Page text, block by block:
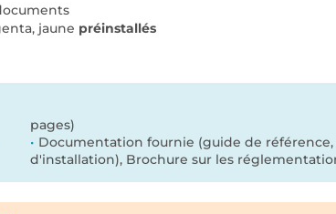
jaune préinstallés
pages)
Documentation fournie (guide de référence,
d'installation), Brochure sur les